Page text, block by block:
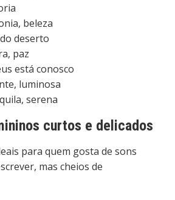
beleza
deserto
paz
está conosco
luminosa
serena
curtos e delicados
para quem gosta de sons
mas cheios de